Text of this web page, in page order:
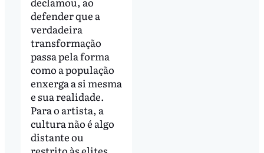
defender que a
verdadeira
transformação
passa pela forma
como a população
enxerga a si mesma
e sua realidade.
Para o artista, a
cultura não é algo
distante ou